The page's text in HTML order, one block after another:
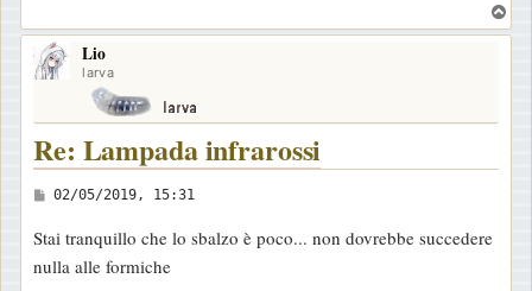
o
Lio
larva
Re: Lampada infrarossi
M
s
s
02/05/2019, 15:31
Stai tranquillo che lo sbalzo è poco... non dovrebbe succedere
nulla alle formiche